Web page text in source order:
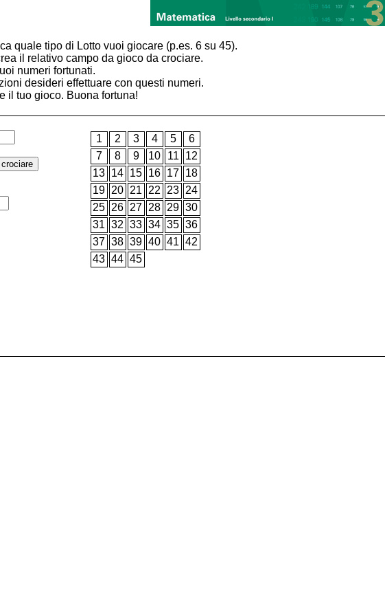
quale tipo di Lotto vuoi giocare (p.es. 6 su 45).
il relativo campo da gioco da crociare.
numeri fortunati.
desideri effettuare con questi numeri.
il tuo gioco. Buona fortuna!
1 2 3 4 5
6
7
8 9 10 11
12
13 14 15 16 17 18
19 20 21 22 23 24
25 26 27 28 29 30
31 32 33 34 35 36
37 38 39 40 41 42
43 44 45